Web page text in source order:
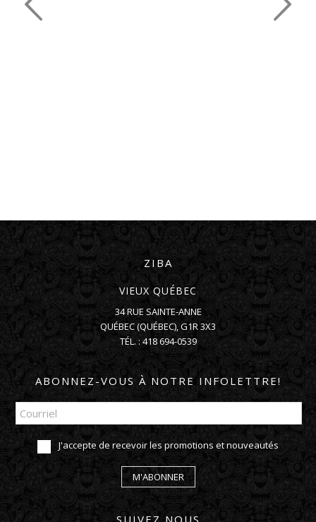
ZIBA
VIEUX QUÉBEC
34 RUE SAINTE-ANNE
QUÉBEC(QUÉBEC),G1R 3X3
TÉL. : 418 694-0539
ABONNEZ-VOUS À NOTRE INFOLETTRE!
J'accepte de recevoir les promotions et nouveautés
M'ABONNER
SUIVEZ NOUS